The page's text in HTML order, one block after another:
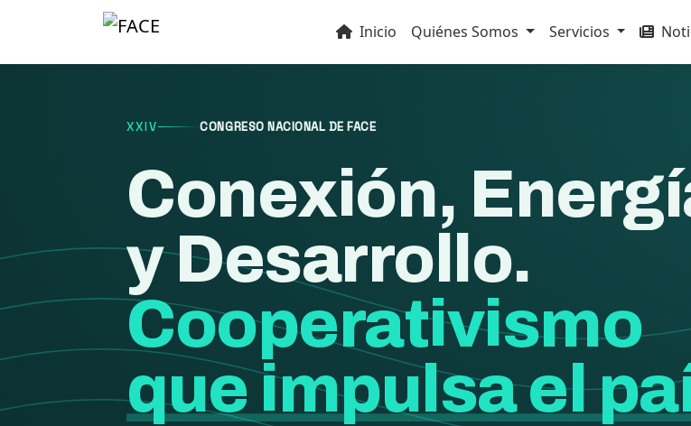
Inicio Quiénes Somos Servicios
XXIV CONGRESO NACIONAL DE FACE
Conexión,
y Desarrollo.
Cooperativismo
que impulsa el